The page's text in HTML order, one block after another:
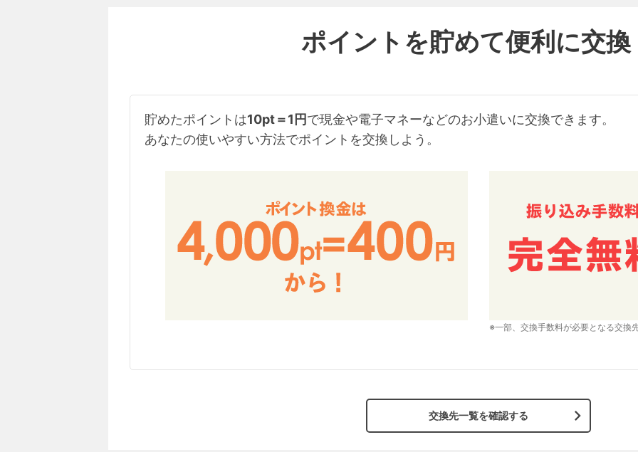
ポイントを貯めて便利に交換
貯めたポイントは10pt＝1円で現金や電子マネーなどのお小遣いに交換できます。
あなたの使いやすい方法でポイントを交換しよう。
※一部、交換手数料が必要となる交換
交換先一覧を確認する